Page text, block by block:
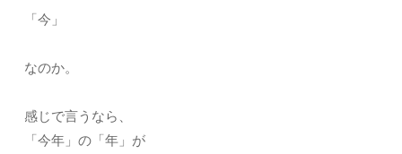
「今」
なのか。
感じで言うなら、
「今年」の「年」が